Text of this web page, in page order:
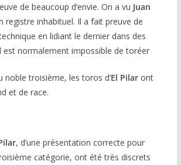
de beaucoup d’envie. On a vu Juan
registre inhabituel. Il a fait preuve de
en lidiant le dernier dans des
est normalement impossible de toréer
noble troisième, les toros d’El Pilaront
et de race.
, d’une présentation correcte pour
catégorie, ont été très discrets